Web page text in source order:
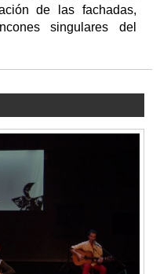
de las fachadas,
singulares del